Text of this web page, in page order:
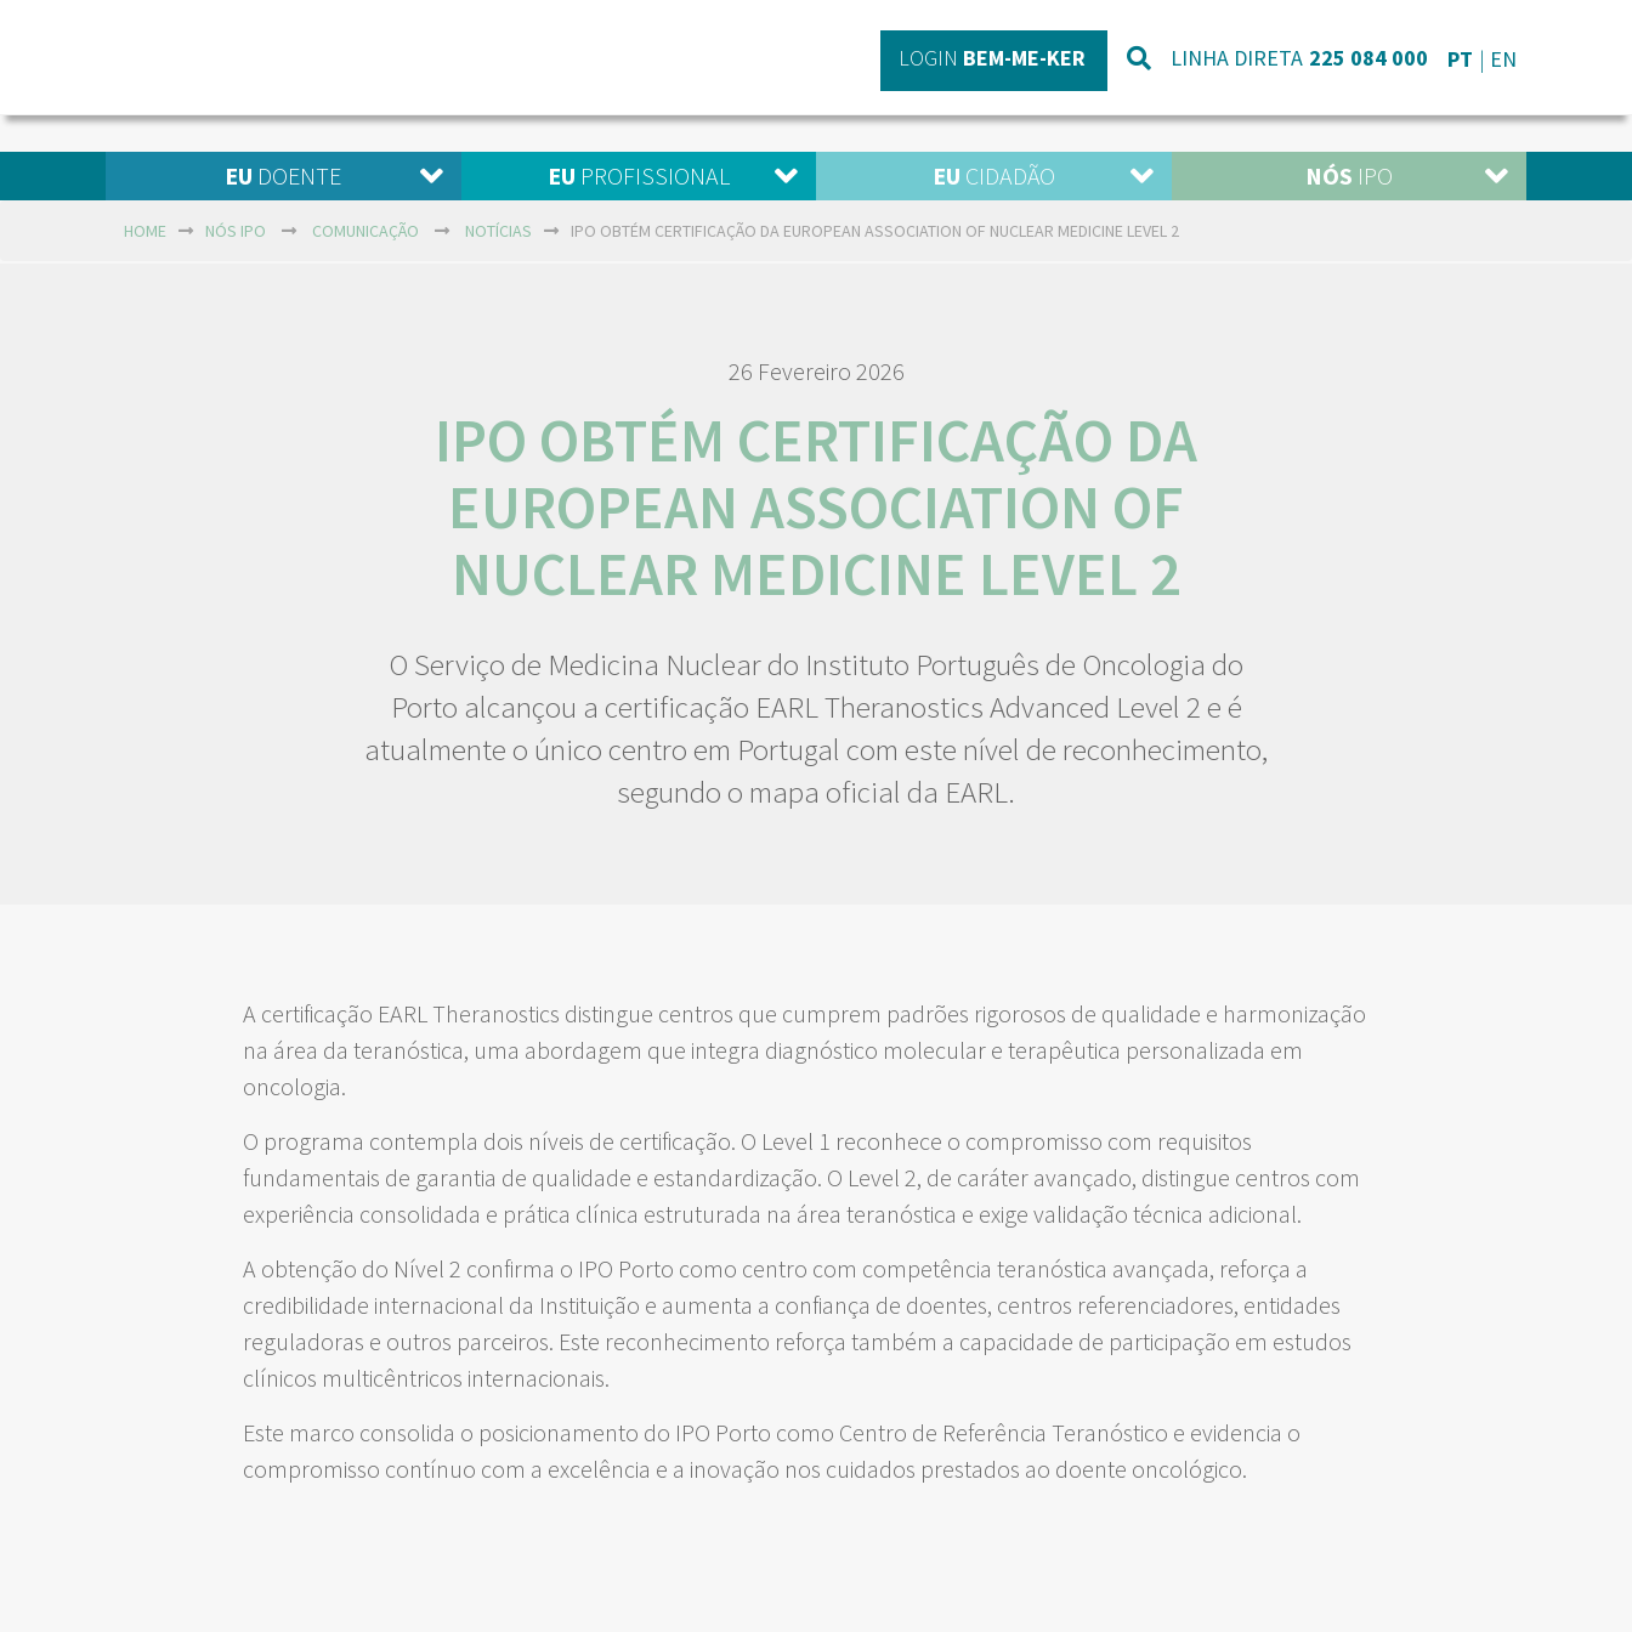
LOGIN BEM-ME-KER LINHA DIRETA 225 084 000 PT EN
EU DOENTE EU PROFISSIONAL EU CIDADÃO NÓS IPO
HOME NÓS IPO COMUNICAÇÃO NOTÍCIAS IPO OBTÉM CERTIFICAÇÃO DA EUROPEAN ASSOCIATION OF NUCLEAR MEDICINE LEVEL 2
26 Fevereiro 2026
IPO OBTÉM CERTIFICAÇÃO DA
EUROPEAN ASSOCIATION OF
NUCLEAR MEDICINE LEVEL 2
O Serviço de Medicina Nuclear do Instituto Português de Oncologia do
Porto alcançou a certificação EARL Theranostics Advanced Level 2 e é
atualmente o único centro em Portugal com este nível de reconhecimento,
segundo o mapa oficial da EARL.
A certificação EARL Theranostics distingue centros que cumprem padrões rigorosos de qualidade e harmonização
na área da teranóstica, uma abordagem que integra diagnóstico molecular e terapêutica personalizada em
oncologia.
O programa contempla dois níveis de certificação. O Level 1 reconhece o compromisso com requisitos
fundamentais de garantia de qualidade e estandardização. O Level 2, de caráter avançado, distingue centros com
experiência consolidada e prática clínica estruturada na área teranóstica e exige validação técnica adicional.
A obtenção do Nível 2 confirma o IPO Porto como centro com competência teranóstica avançada, reforça a
credibilidade internacional da Instituição e aumenta a confiança de doentes, centros referenciadores, entidades
reguladoras e outros parceiros. Este reconhecimento reforça também a capacidade de participação em estudos
clínicos multicêntricos internacionais.
Este marco consolida o posicionamento do IPO Porto como Centro de Referência Teranóstico e evidencia o
compromisso contínuo com a excelência e a inovação nos cuidados prestados ao doente oncológico.